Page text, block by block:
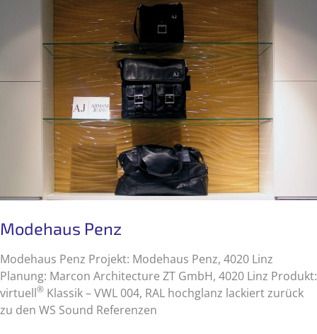
Modehaus Penz
Modehaus Penz Projekt: Modehaus Penz, 4020 Linz
Planung: Marcon Architecture ZT GmbH, 4020 Linz Produkt:
virtuell® Klassik – VWL 004, RAL hochglanz lackiert zurück
zu den WS Sound Referenzen